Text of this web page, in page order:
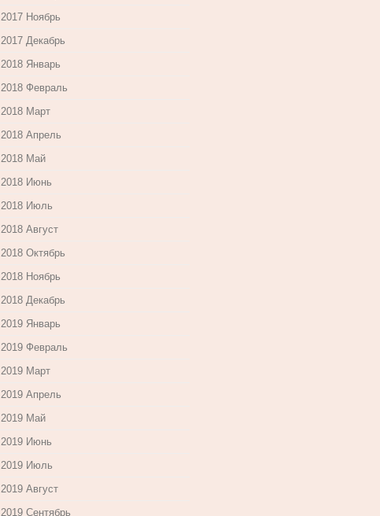
2017 Ноябрь
2017 Декабрь
2018 Январь
2018 Февраль
2018 Март
2018 Апрель
2018 Май
2018 Июнь
2018 Июль
2018 Август
2018 Октябрь
2018 Ноябрь
2018 Декабрь
2019 Январь
2019 Февраль
2019 Март
2019 Апрель
2019 Май
2019 Июнь
2019 Июль
2019 Август
2019 Сентябрь